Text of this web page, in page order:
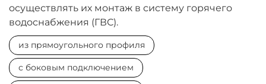
осуществлять их монтаж в систему горячего
водоснабжения (ГВС).
из прямоугольного профиля
с боковым подключением